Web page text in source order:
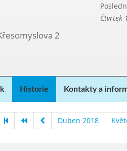
Čtvrtek
2
Historie Kontakty a
Duben 2018